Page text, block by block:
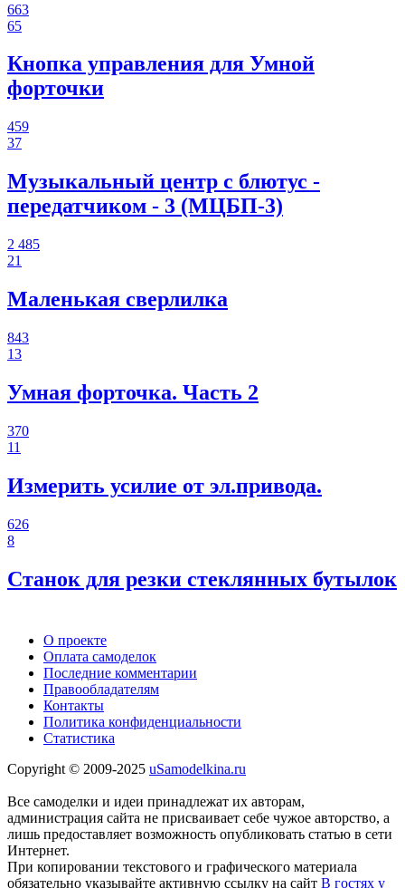
663
65
Кнопка управления для Умной
форточки
459
37
Музыкальный центр с блютус -
передатчиком - 3 (МЦБП-3)
2 485
21
Маленькая сверлилка
843
13
Умная форточка. Часть 2
370
11
Измерить усилие от эл.привода.
626
8
Станок для резки стеклянных бутылок
О проекте
Оплата самоделок
Последние комментарии
Правообладателям
Контакты
Политика конфиденциальности
Статистика
Copyright © 2009-2025 uSamodelkina.ru
Все самоделки и идеи принадлежат их авторам,
администрация сайта не присваивает себе чужое авторство, а
лишь предоставляет возможность опубликовать статью в сети
Интернет.
При копировании текстового и графического материала
обязательно указывайте активную ссылку на сайт В гостях у